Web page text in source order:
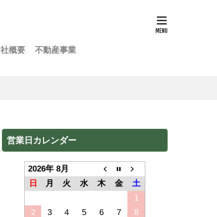
概要 不動産事業
営業日カレンダー
2026年 8月
日
月 火 水 木 金
土
1
2
3 4 5 6 7 8